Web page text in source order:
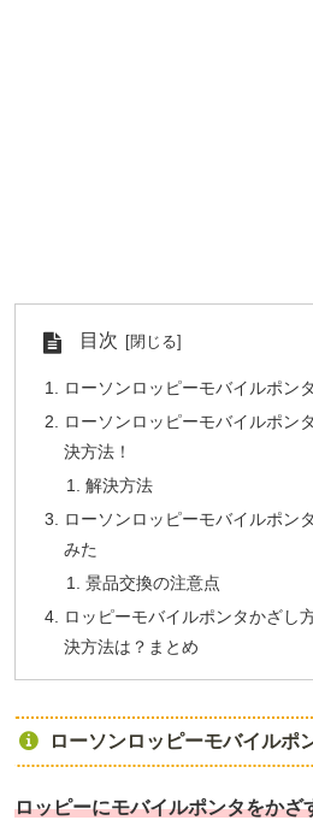
目次
ローソンロッピーモバイルポン
ローソンロッピーモバイルポン
決方法！
解決方法
ローソンロッピーモバイルポン
みた
景品交換の注意点
ロッピーモバイルポンタかざし
決方法は？まとめ
ローソンロッピーモバイルポ
ロッピーにモバイルポンタをかざ